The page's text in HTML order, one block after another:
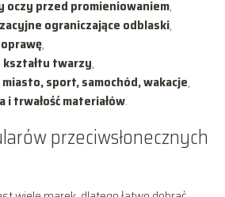
oczy przed promieniowaniem,
ograniczające odblaski,
,
twarzy,
sport, samochód, wakacje,
i trwałość materiałów.
przeciwsłonecznych